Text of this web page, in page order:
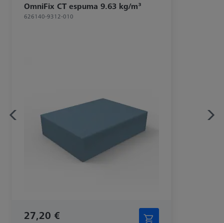
OmniFix CT espuma 9.63 kg/m³
626140-9312-010
27,20 €